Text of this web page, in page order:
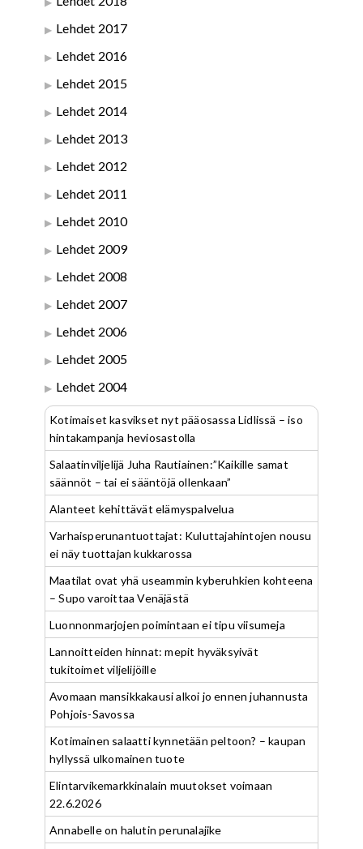
Lehdet 2017
Lehdet 2016
Lehdet 2015
Lehdet 2014
Lehdet 2013
Lehdet 2012
Lehdet 2011
Lehdet 2010
Lehdet 2009
Lehdet 2008
Lehdet 2007
Lehdet 2006
Lehdet 2005
Lehdet 2004
Kotimaiset kasvikset nyt pääosassa Lidlissä – iso
hintakampanja heviosastolla
Salaatinviljelijä Juha Rautiainen:”Kaikille samat
säännöt – tai ei sääntöjä ollenkaan”
Alanteet kehittävät elämyspalvelua
Varhaisperunantuottajat: Kuluttajahintojen nousu
ei näy tuottajan kukkarossa
Maatilat ovat yhä useammin kyberuhkien kohteena
– Supo varoittaa Venäjästä
Luonnonmarjojen poimintaan ei tipu viisumeja
Lannoitteiden hinnat: mepit hyväksyivät
tukitoimet viljelijöille
Avomaan mansikkakausi alkoi jo ennen juhannusta
Pohjois-Savossa
Kotimainen salaatti kynnetään peltoon? – kaupan
hyllyssä ulkomainen tuote
Elintarvikemarkkinalain muutokset voimaan
22.6.2026
Annabelle on halutin perunalajike